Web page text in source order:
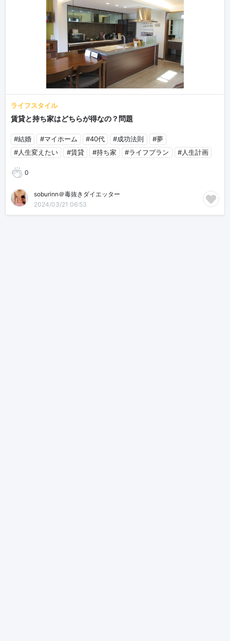
ライフスタイル
賃貸と持ち家はどちらが得なの？問題
#結婚 #マイホーム #40代 #成功法則
#夢
#人生変えたい
#賃貸 #持ち家 #ライフプラン #人生計画
0
soburinn＠毒抜きダイエッター
2024/03/21 06:53